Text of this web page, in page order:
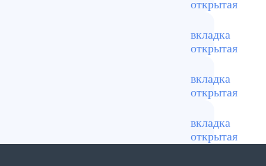
на некоторое
и праздничные дни.